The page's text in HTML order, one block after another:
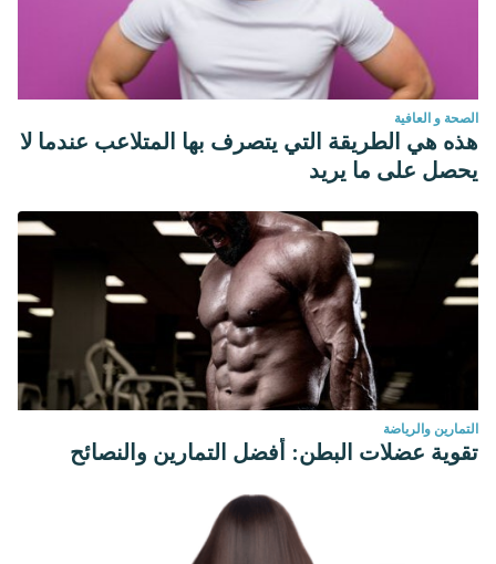
الصحة و العافية
هذه هي الطريقة التي يتصرف بها المتلاعب عندما لا
يحصل على ما يريد
التمارين والرياضة
تقوية عضلات البطن: أفضل التمارين والنصائح